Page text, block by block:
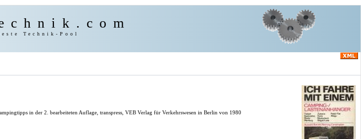
Technik-Pool
in der 2. bearbeiteten Auflage, transpress, VEB Verlag für Verkehrswesen in Berlin von 1980